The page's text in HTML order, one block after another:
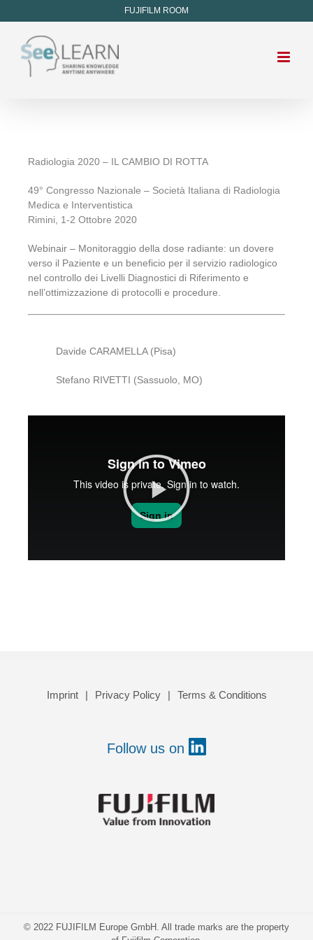
FUJIFILM ROOM
Radiologia 2020 – IL CAMBIO DI ROTTA
49° Congresso Nazionale – Società Italiana di Radiologia
Medica e Interventistica
Rimini, 1-2 Ottobre 2020
Webinair – Monitoraggio della dose radiante: un dovere
verso il Paziente e un beneficio per il servizio radiologico
nel controllo dei Livelli Diagnostici di Riferimento e
nell’ottimizzazione di protocolli e procedure.
Davide CARAMELLA (Pisa)
Stefano RIVETTI (Sassuolo, MO)
Imprint Privacy Policy Terms & Conditions
Follow us on
© 2022 FUJIFILM Europe GmbH. All trade marks are the property